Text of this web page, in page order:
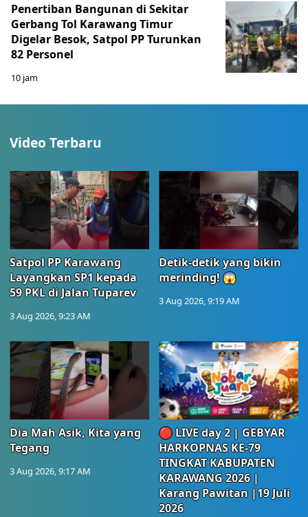
Penertiban Bangunan di Sekitar
Gerbang Tol Karawang Timur
Digelar Besok, Satpol PP Turunkan
82 Personel
10 jam
Video Terbaru
Satpol PP Karawang
Layangkan SP1 kepada
59 PKL di Jalan Tuparev
3 Aug 2026, 9:23 AM
Detik-detik yang bikin
merinding! 😱
3 Aug 2026, 9:19 AM
Dia Mah Asik, Kita yang
Tegang
3 Aug 2026, 9:17 AM
🔴 LIVE day 2 | GEBYAR
HARKOPNAS KE-79
TINGKAT KABUPATEN
KARAWANG 2026 |
Karang Pawitan |19 Juli
2026